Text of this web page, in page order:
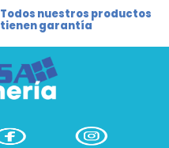
Todos nuestros productos
tienen garantía